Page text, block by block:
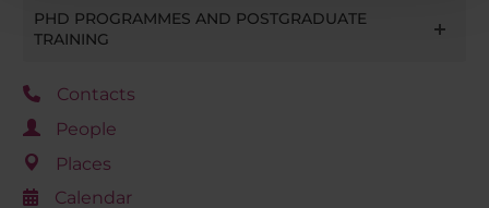
con altre informazioni che hai fornito loro o che hanno
raccolto dal tuo utilizzo dei loro servizi.
PHD PROGRAMMES AND POSTGRADUATE
TRAINING
Contacts
People
Places
Calendar